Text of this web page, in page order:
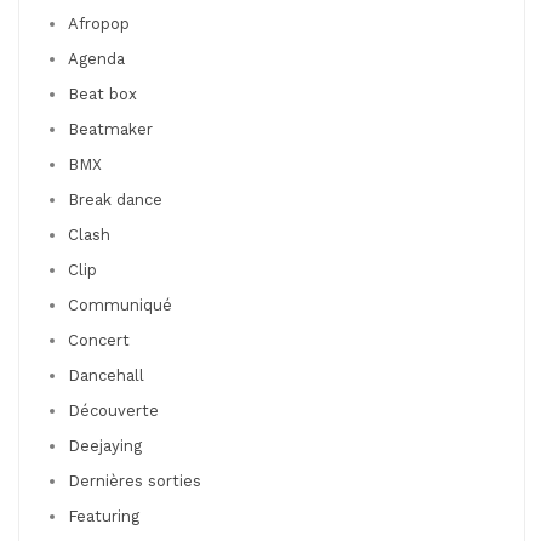
Afropop
Agenda
Beat box
Beatmaker
BMX
Break dance
Clash
Clip
Communiqué
Concert
Dancehall
Découverte
Deejaying
Dernières sorties
Featuring